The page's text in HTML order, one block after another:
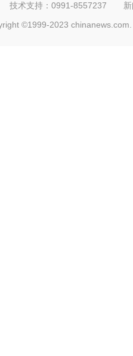
技术支持：0991-8557237
©1999-2023